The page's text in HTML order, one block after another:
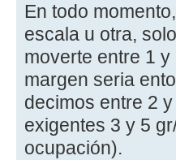
En todo
escala u otra,
moverte entre 1
margen seria
decimos entre 2
exigentes 3 y 5
ocupación).